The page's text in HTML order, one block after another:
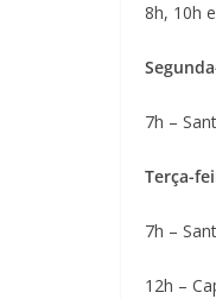
8h, 10h
7h –
Terça-
7h –
12h –